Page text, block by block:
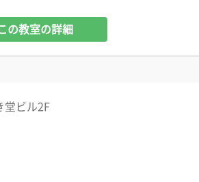
の教室の詳細
堂ビル2F